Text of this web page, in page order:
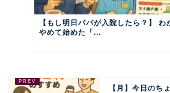
【もし明日パパが入院したら？】 わ
やめて始めた「...
【月】今日のち